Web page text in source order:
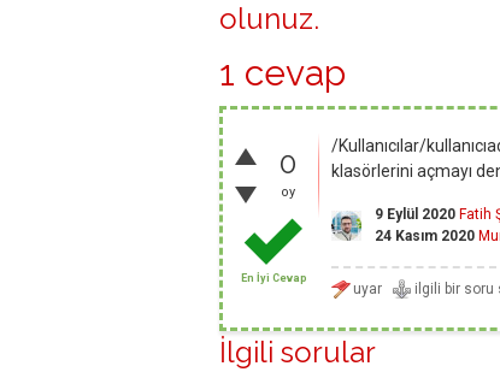
olunuz.
1 cevap
0
oy
En İyi Cevap
/Kullanıcılar/
klasörlerini açmayı
9 Eylül 2020 Fatih
24 Kasım 2020
İlgili sorular